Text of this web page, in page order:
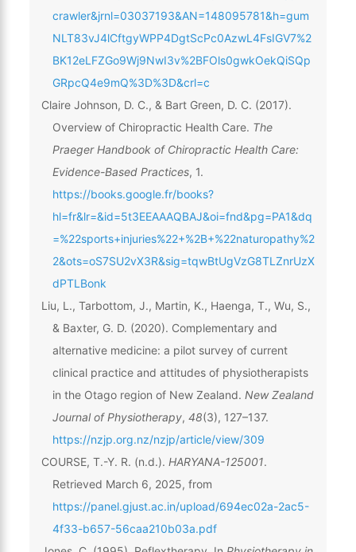
crawler&jrnl=03037193&AN=148095781&h=gum
NLT83vJ4lCftgyWPP4DgtScPc0AzwL4FsIGV7%2
BK12eLFZGo9Wj9NwI3v%2BFOls0gwkOekQiSQp
GRpcQ4e9mQ%3D%3D&crl=c
Claire Johnson, D. C., & Bart Green, D. C. (2017).
Overview of Chiropractic Health Care. The
Praeger Handbook of Chiropractic Health Care:
Evidence-Based Practices, 1.
https://books.google.fr/books?
hl=fr&lr=&id=5t3EEAAAQBAJ&oi=fnd&pg=PA1&dq
=%22sports+injuries%22+%2B+%22naturopathy%2
2&ots=oS7SU2vX3R&sig=tqwBtUgVzG8TLZnrUzX
dPTLBonk
Liu, L., Tarbottom, J., Martin, K., Haenga, T., Wu, S.,
& Baxter, G. D. (2020). Complementary and
alternative medicine: a pilot survey of current
clinical practice and attitudes of physiotherapists
in the Otago region of New Zealand. New Zealand
Journal of Physiotherapy, 48(3), 127–137.
https://nzjp.org.nz/nzjp/article/view/309
COURSE, T.-Y. R. (n.d.). HARYANA-125001.
Retrieved March 6, 2025, from
https://panel.gjust.ac.in/upload/694ec02a-2ac5-
4f33-b657-56caa210b03a.pdf